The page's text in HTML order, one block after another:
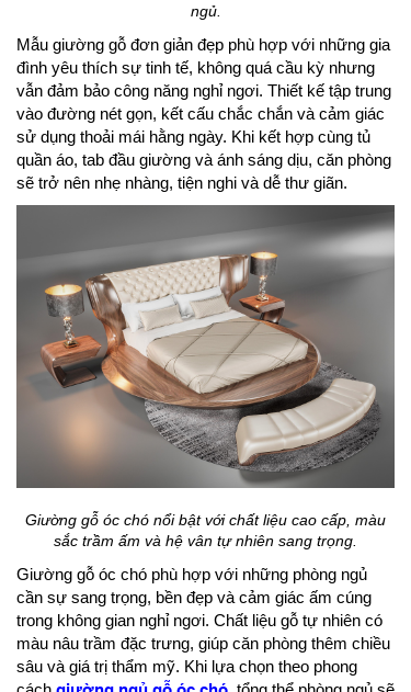
ngủ.
Mẫu giường gỗ đơn giản đẹp phù hợp với những gia
đình yêu thích sự tinh tế, không quá cầu kỳ nhưng
vẫn đảm bảo công năng nghỉ ngơi. Thiết kế tập trung
vào đường nét gọn, kết cấu chắc chắn và cảm giác
sử dụng thoải mái hằng ngày. Khi kết hợp cùng tủ
quần áo, tab đầu giường và ánh sáng dịu, căn phòng
sẽ trở nên nhẹ nhàng, tiện nghi và dễ thư giãn.
Giường gỗ óc chó nổi bật với chất liệu cao cấp, màu
sắc trầm ấm và hệ vân tự nhiên sang trọng.
Giường gỗ óc chó phù hợp với những phòng ngủ
cần sự sang trọng, bền đẹp và cảm giác ấm cúng
trong không gian nghỉ ngơi. Chất liệu gỗ tự nhiên có
màu nâu trầm đặc trưng, giúp căn phòng thêm chiều
sâu và giá trị thẩm mỹ. Khi lựa chọn theo phong